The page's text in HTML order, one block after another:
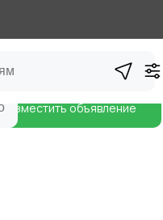
Разместить объявление